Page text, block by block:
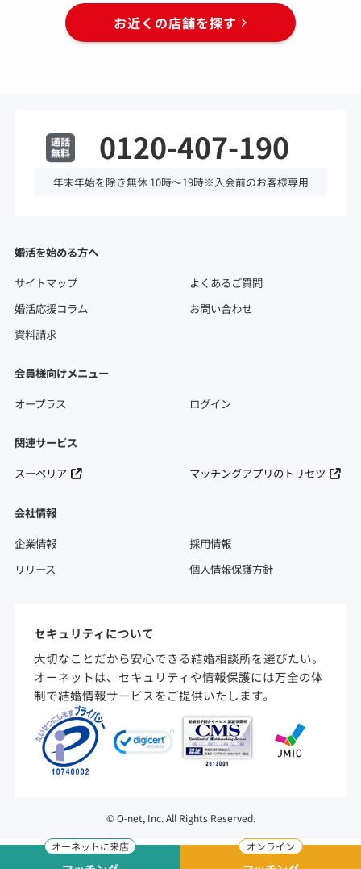
お近くの店舗を探す
0120-407-190
年末年始を除き無休 10時～19時※入会前のお客様専用
婚活を始める方へ
サイトマップ
よくあるご質問
婚活応援コラム
お問い合わせ
資料請求
会員様向けメニュー
オープラス
ログイン
関連サービス
スーペリア
マッチングアプリのトリセツ
会社情報
企業情報
採用情報
リリース
個人情報保護方針
セキュリティについて
大切なことだから安心できる結婚相談所を選びたい。
オーネットは、セキュリティや情報保護には万全の体
制で結婚情報サービスをご提供いたします。
©O-net, Inc. All Rights Reserved.